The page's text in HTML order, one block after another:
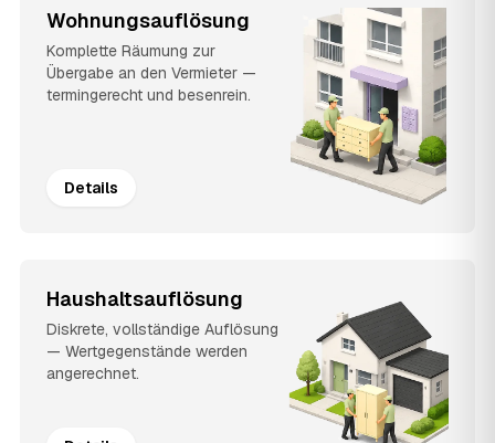
Wohnungsauflösung
Komplette Räumung zur
Übergabe an den Vermieter —
termingerecht und besenrein.
Details
Haushaltsauflösung
Diskrete, vollständige Auflösung
— Wertgegenstände werden
angerechnet.